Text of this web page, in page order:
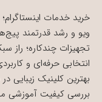
خرید خدمات
ویو و رشد قدرتمند
تجهیزات چندکاره؛ راز
انتخابی حرفه‌ای و
بهترین کلینیک زیبایی
بررسی کیفیت آموزشی